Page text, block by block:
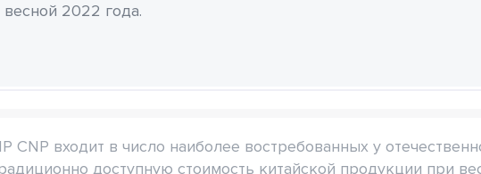
весной 2022 года.
входит в число наиболее востребованных у
доступную стоимость китайской продукции при